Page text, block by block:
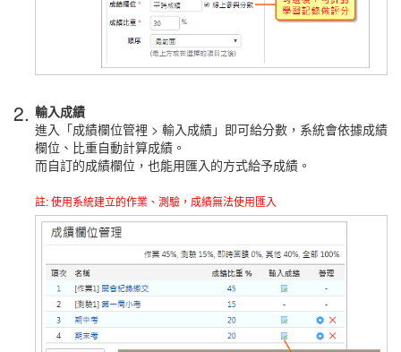
2. 輸入成績
進入「成績欄位管裡 > 輸入成績」即可給分數，系統會依據成績
欄位、比重自動計算成績。
而自訂的成績欄位，也能用匯入的方式給予成績。
註: 使用系統建立的作業、測驗，成績無法使用匯入